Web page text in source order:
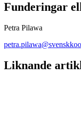
Funderingar
Petra Pilawa
Liknande